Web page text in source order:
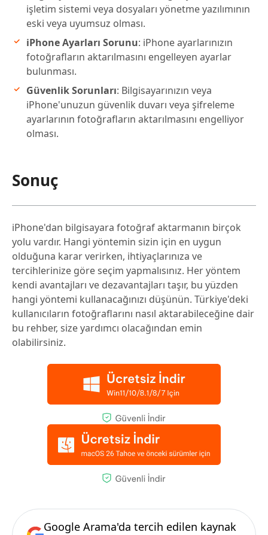
işletim sistemi veya dosyaları yönetme yazılımının
eski veya uyumsuz olması.
iPhone Ayarları Sorunu: iPhone ayarlarınızın
fotoğrafların aktarılmasını engelleyen ayarlar
bulunması.
Güvenlik Sorunları: Bilgisayarınızın veya
iPhone'unuzun güvenlik duvarı veya şifreleme
ayarlarının fotoğrafların aktarılmasını engelliyor
olması.
Sonuç
iPhone'dan bilgisayara fotoğraf aktarmanın birçok
yolu vardır. Hangi yöntemin sizin için en uygun
olduğuna karar verirken, ihtiyaçlarınıza ve
tercihlerinize göre seçim yapmalısınız. Her yöntem
kendi avantajları ve dezavantajları taşır, bu yüzden
hangi yöntemi kullanacağınızı düşünün. Türkiye'deki
kullanıcıların fotoğraflarını nasıl aktarabileceğine dair
bu rehber, size yardımcı olacağından emin
olabilirsiniz.
Google Arama'da tercih edilen kaynak